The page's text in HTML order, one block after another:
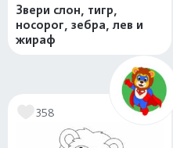
Звери слон, тигр,
носорог, зебра, лев и
жираф
358